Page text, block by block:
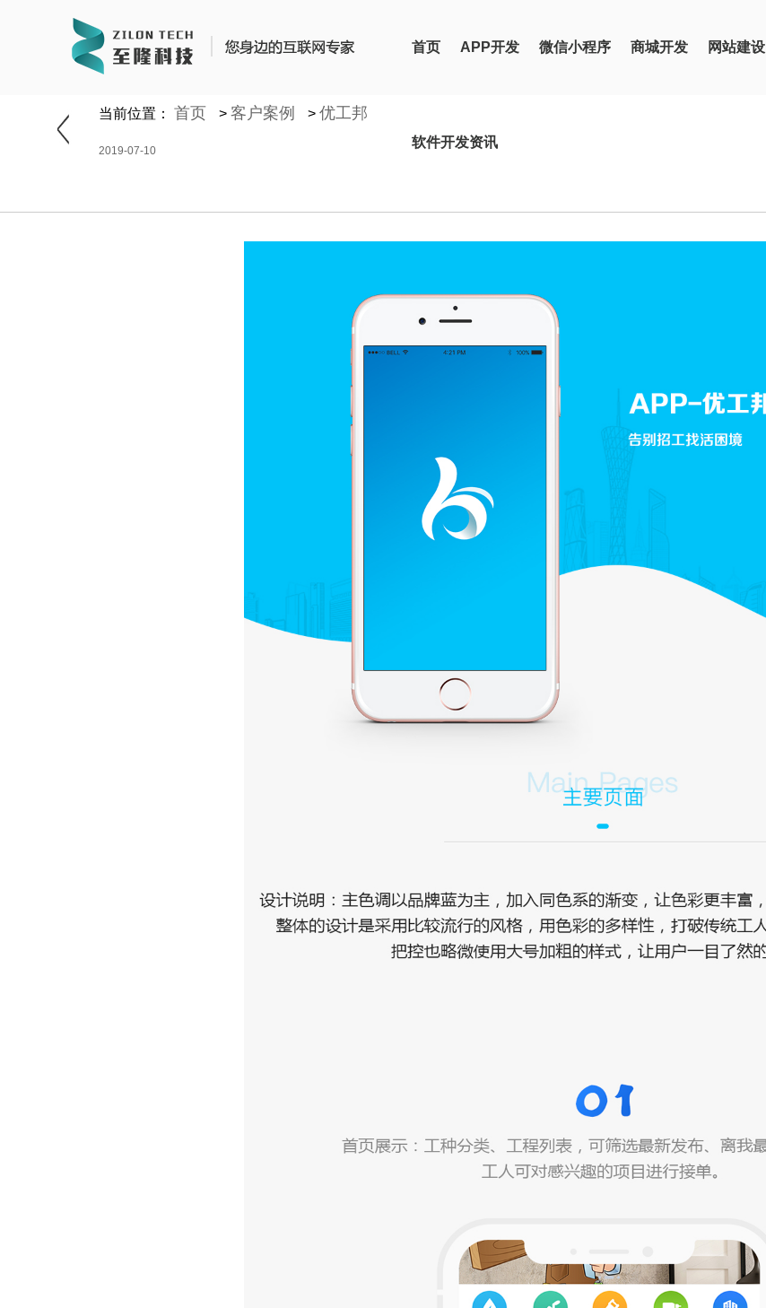
首页 APP开发 微信小程序 商城开发 网站建设
软件开发资讯
当前位置： 首页 > 客户案例 > 优工邦
2019-07-10